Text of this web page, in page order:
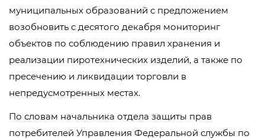
муниципальных образований с предложением
возобновить с десятого декабря мониторинг
объектов по соблюдению правил хранения и
реализации пиротехнических изделий, а также по
пресечению и ликвидации торговли в
непредусмотренных местах.
По словам начальника отдела защиты прав
потребителей Управления Федеральной службы по